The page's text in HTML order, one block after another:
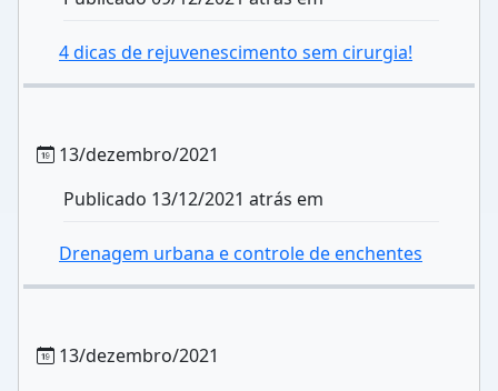
4 dicas de rejuvenescimento sem cirurgia!
13/dezembro/2021
Publicado 13/12/2021 atrás em
Drenagem urbana e controle de enchentes
13/dezembro/2021